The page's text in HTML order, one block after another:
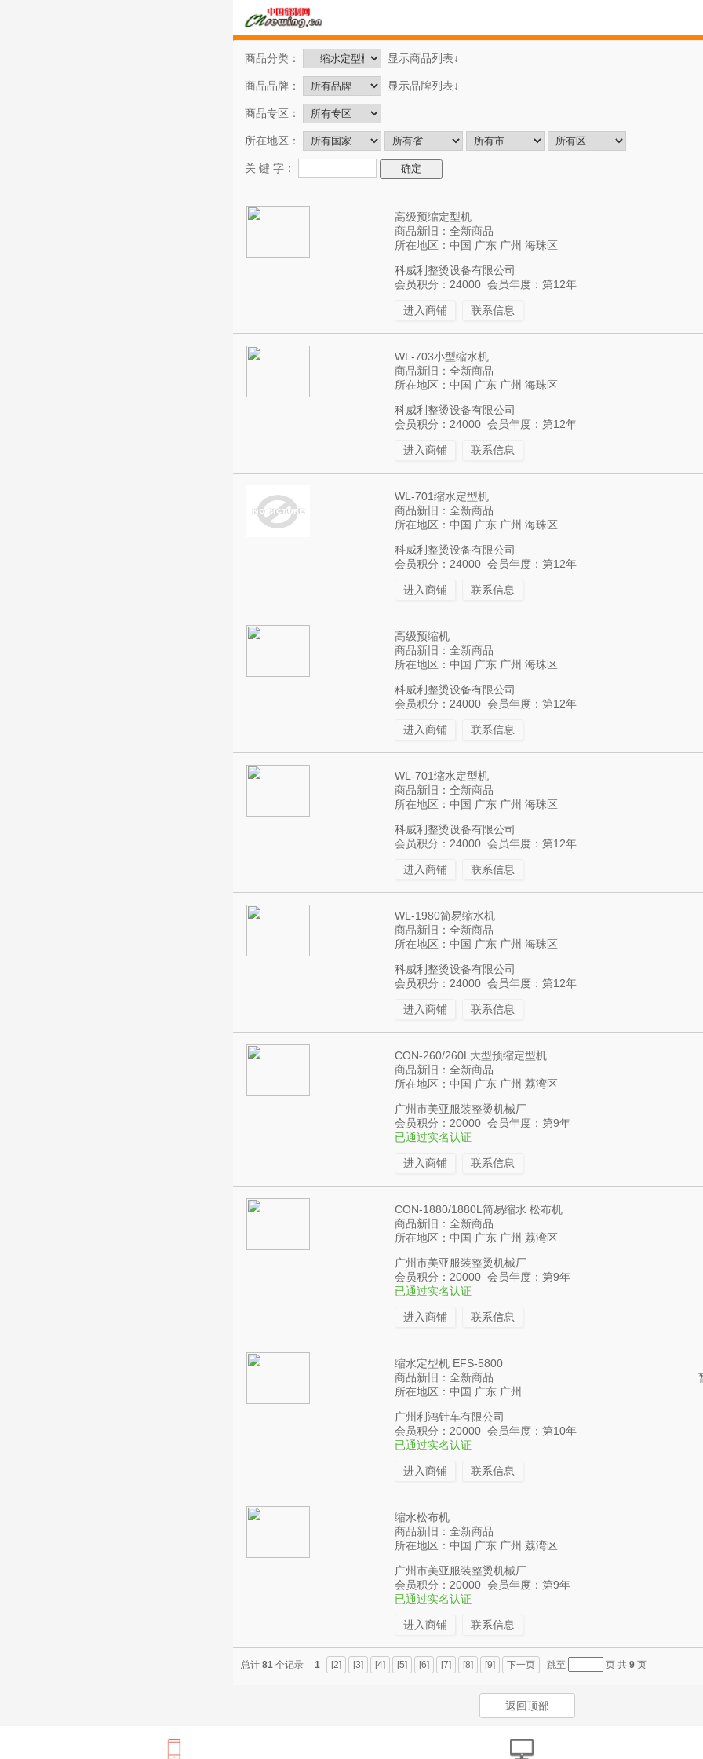
商品分类： 显示商品列表↓
商品品牌： 显示品牌列表↓
商品专区：
所在地区：
关 键 字：
高级预缩定型机
商品新旧：全新商品
所在地区：中国 广东 广州 海珠区
科威利整烫设备有限公司
会员积分：24000 会员年度：第12年
进入商铺 联系信息
WL-703小型缩水机
商品新旧：全新商品
所在地区：中国 广东 广州 海珠区
科威利整烫设备有限公司
会员积分：24000 会员年度：第12年
进入商铺 联系信息
WL-701缩水定型机
商品新旧：全新商品
所在地区：中国 广东 广州 海珠区
科威利整烫设备有限公司
会员积分：24000 会员年度：第12年
进入商铺 联系信息
高级预缩机
商品新旧：全新商品
所在地区：中国 广东 广州 海珠区
科威利整烫设备有限公司
会员积分：24000 会员年度：第12年
进入商铺 联系信息
WL-701缩水定型机
商品新旧：全新商品
所在地区：中国 广东 广州 海珠区
科威利整烫设备有限公司
会员积分：24000 会员年度：第12年
进入商铺 联系信息
WL-1980简易缩水机
商品新旧：全新商品
所在地区：中国 广东 广州 海珠区
科威利整烫设备有限公司
会员积分：24000 会员年度：第12年
进入商铺 联系信息
CON-260/260L大型预缩定型机
商品新旧：全新商品
所在地区：中国 广东 广州 荔湾区
广州市美亚服装整烫机械厂
会员积分：20000 会员年度：第9年
已通过实名认证
进入商铺 联系信息
CON-1880/1880L简易缩水 松布机
商品新旧：全新商品
所在地区：中国 广东 广州 荔湾区
广州市美亚服装整烫机械厂
会员积分：20000 会员年度：第9年
已通过实名认证
进入商铺 联系信息
缩水定型机 EFS-5800
商品新旧：全新商品
所在地区：中国 广东 广州
广州利鸿针车有限公司
会员积分：20000 会员年度：第10年
已通过实名认证
进入商铺 联系信息
缩水松布机
商品新旧：全新商品
所在地区：中国 广东 广州 荔湾区
广州市美亚服装整烫机械厂
会员积分：20000 会员年度：第9年
已通过实名认证
进入商铺 联系信息
总计 81 个记录 1 [2] [3] [4] [5] [6] [7] [8] [9] 下一页 跳至 页 共 9 页
返回顶部